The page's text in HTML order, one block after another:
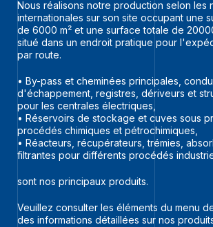
Nous réalisons notre production selon les
internationales sur son site occupant une
de 6000 m² et une surface totale de
situé dans un endroit pratique pour
par route.
• By-pass et cheminées principales,
d'échappement, registres, dériveurs et
pour les centrales électriques,
• Réservoirs de stockage et cuves sous
procédés chimiques et pétrochimiques,
• Réacteurs, récupérateurs, trémies,
filtrantes pour différents procédés
sont nos principaux produits.
Veuillez consulter les éléments du menu
des informations détaillées sur nos